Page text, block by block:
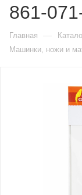
861-
Главная —
Машинки, ножи и